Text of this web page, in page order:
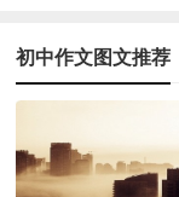
初中作文图文推荐